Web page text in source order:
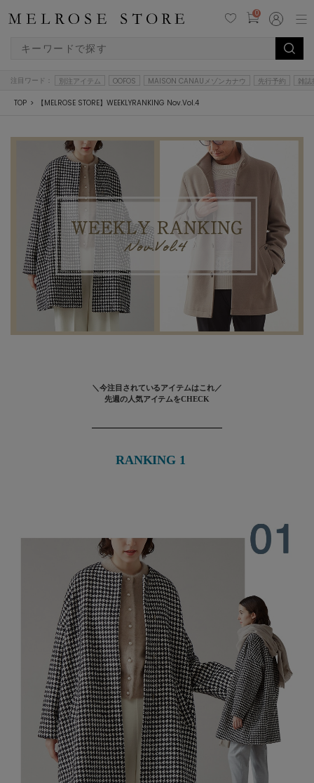
0
注目ワード： 別注アイテム OOFOS MAISON CANAUメゾンカナウ 先行予約 雑誌
TOP 【MELROSE STORE】WEEKLYRANKING Nov.Vol.4
＼今注目されているアイテムはこれ／
先週の人気アイテムをCHECK
RANKING 1